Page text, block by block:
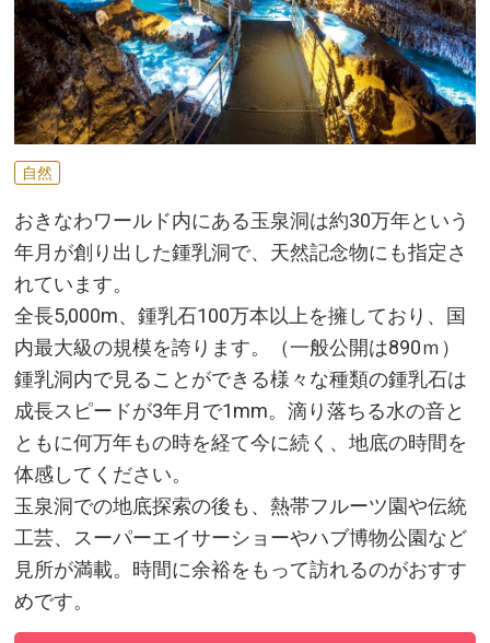
自然
おきなわワールド内にある玉泉洞は約30万年という
年月が創り出した鍾乳洞で、天然記念物にも指定さ
れています。
全長5,000m、鍾乳石100万本以上を擁しており、国
内最大級の規模を誇ります。（一般公開は890ｍ）
鍾乳洞内で見ることができる様々な種類の鍾乳石は
成長スピードが3年月で1mm。滴り落ちる水の音と
ともに何万年もの時を経て今に続く、地底の時間を
体感してください。
玉泉洞での地底探索の後も、熱帯フルーツ園や伝統
工芸、スーパーエイサーショーやハブ博物公園など
見所が満載。時間に余裕をもって訪れるのがおすす
めです。